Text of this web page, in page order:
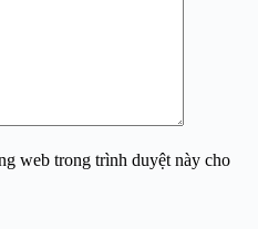
web trong trình duyệt này cho